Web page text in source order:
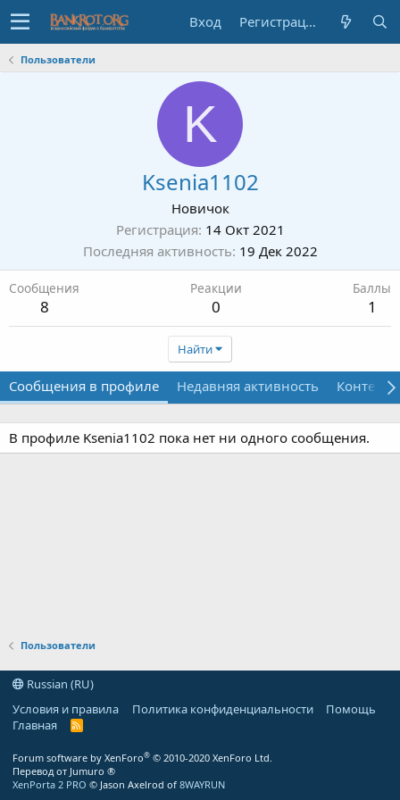
Вход Регистрация
Пользователи
K
Ksenia1102
Новичок
Регистрация 14 Окт 2021
Последняя активность 19 Дек 2022
Сообщения
8
Реакции
0
Баллы
1
Найти
Сообщения в профиле Недавняя активность Контент
В профиле Ksenia1102 пока нет ни одного сообщения.
Пользователи
Russian (RU)
Условия и правила
Политика конфиденциальности
Помощь
Главная
R
Forum software by XenForo® © 2010-2020 XenForo Ltd.
Перевод от Jumuro ®
XenPorta 2 PRO © Jason Axelrod of 8WAYRUN